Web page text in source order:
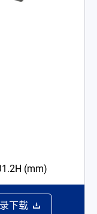
(mm)
下载